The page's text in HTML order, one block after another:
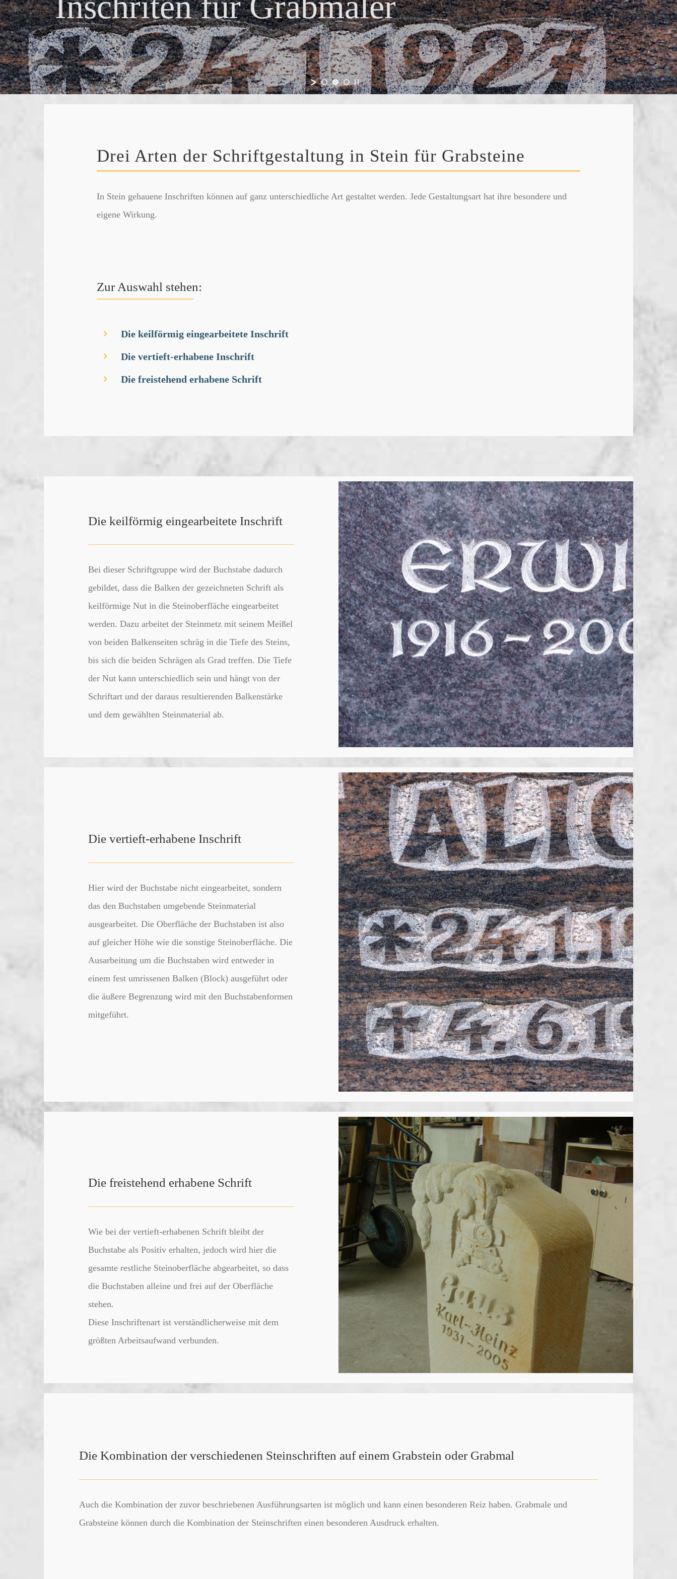
Drei Arten der Schriftgestaltung in Stein für Grabsteine
In Stein gehauene Inschriften können auf ganz unterschiedliche Art gestaltet werden. Jede Gestaltungsart hat ihre besondere und
eigene Wirkung.
Zur Auswahl stehen:
Die keilförmig eingearbeitete Inschrift
Die vertieft-erhabene Inschrift
Die freistehend erhabene Schrift
Die keilförmig eingearbeitete Inschrift
Bei dieser Schriftgruppe wird der Buchstabe dadurch
gebildet, dass die Balken der gezeichneten Schrift als
keilförmige Nut in die Steinoberfläche eingearbeitet
werden. Dazu arbeitet der Steinmetz mit seinem Meißel
von beiden Balkenseiten schräg in die Tiefe des Steins,
bis sich die beiden Schrägen als Grad treffen. Die Tiefe
der Nut kann unterschiedlich sein und hängt von der
Schriftart und der daraus resultierenden Balkenstärke
und dem gewählten Steinmaterial ab.
Die vertieft-erhabene Inschrift
Hier wird der Buchstabe nicht eingearbeitet, sondern
das den Buchstaben umgebende Steinmaterial
ausgearbeitet. Die Oberfläche der Buchstaben ist also
auf gleicher Höhe wie die sonstige Steinoberfläche. Die
Ausarbeitung um die Buchstaben wird entweder in
einem fest umrissenen Balken (Block) ausgeführt oder
die äußere Begrenzung wird mit den Buchstabenformen
mitgeführt.
Die freistehend erhabene Schrift
Wie bei der vertieft-erhabenen Schrift bleibt der
Buchstabe als Positiv erhalten, jedoch wird hier die
gesamte restliche Steinoberfläche abgearbeitet, so dass
die Buchstaben alleine und frei auf der Oberfläche
stehen.
Diese Inschriftenart ist verständlicherweise mit dem
größten Arbeitsaufwand verbunden.
Die Kombination der verschiedenen Steinschriften auf einem Grabstein oder Grabmal
Auch die Kombination der zuvor beschriebenen Ausführungsarten ist möglich und kann einen besonderen Reiz haben. Grabmale und
Grabsteine können durch die Kombination der Steinschriften einen besonderen Ausdruck erhalten.